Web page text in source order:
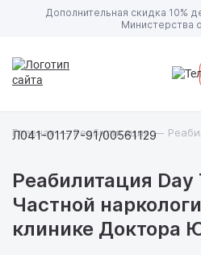
Дополнительная скидка 10%
Министерства
Л041-01177-91/00561129
Главная — Реабилитация —
Реабилитация Day
Частной
клинике Доктора